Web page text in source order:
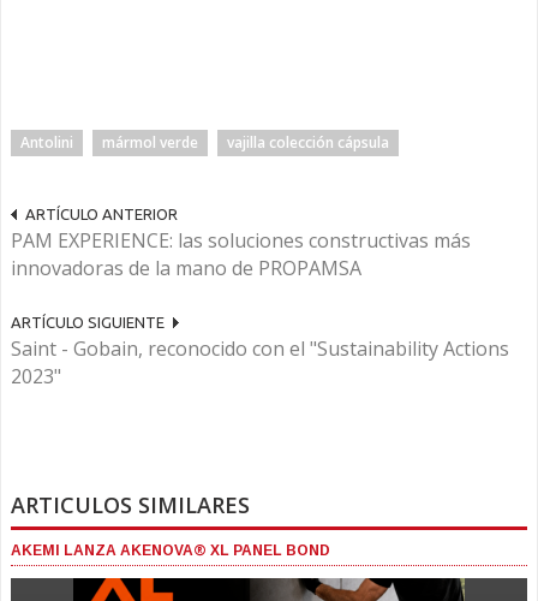
Antolini mármol verde vajilla colección cápsula
ARTÍCULO ANTERIOR
PAM EXPERIENCE: las soluciones constructivas más
innovadoras de la mano de PROPAMSA
ARTÍCULO SIGUIENTE
Saint - Gobain, reconocido con el "Sustainability Actions
2023"
ARTICULOS SIMILARES
AKEMI LANZA AKENOVA® XL PANEL BOND